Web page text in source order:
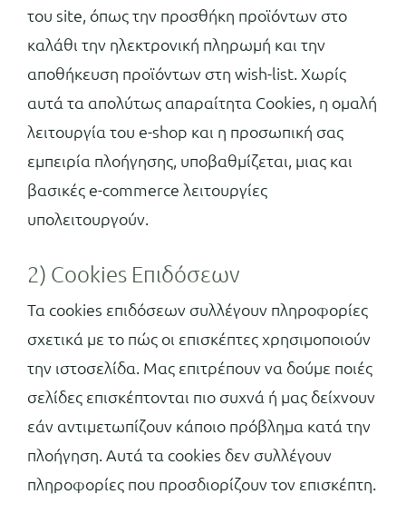
του site, όπως την προσθήκη προϊόντων στο
καλάθι την ηλεκτρονική πληρωμή και την
αποθήκευση προϊόντων στη wish-list. Χωρίς
αυτά τα απολύτως απαραίτητα Cookies, η ομαλή
λειτουργία του e-shop και η προσωπική σας
εμπειρία πλοήγησης, υποβαθμίζεται, μιας και
βασικές e-commerce λειτουργίες
υπολειτουργούν.
2) Cookies Επιδόσεων
Τα cookies επιδόσεων συλλέγουν πληροφορίες
σχετικά με το πώς οι επισκέπτες χρησιμοποιούν
την ιστοσελίδα. Μας επιτρέπουν να δούμε ποιές
σελίδες επισκέπτονται πιο συχνά ή μας δείχνουν
εάν αντιμετωπίζουν κάποιο πρόβλημα κατά την
πλοήγηση. Αυτά τα cookies δεν συλλέγουν
πληροφορίες που προσδιορίζουν τον επισκέπτη.